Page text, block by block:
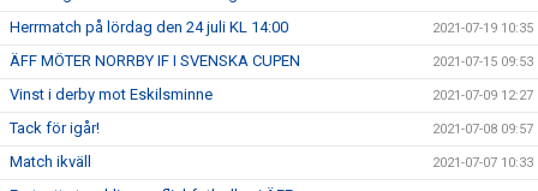
Herrmatch på lördag den 24 juli KL 14:00 2021-07-19 10:35
ÄFF MÖTER NORRBY IF I SVENSKA CUPEN 2021-07-15 09:53
Vinst i derby mot Eskilsminne 2021-07-09 12:27
Tack för igår! 2021-07-08 09:57
Match ikväll 2021-07-07 10:33